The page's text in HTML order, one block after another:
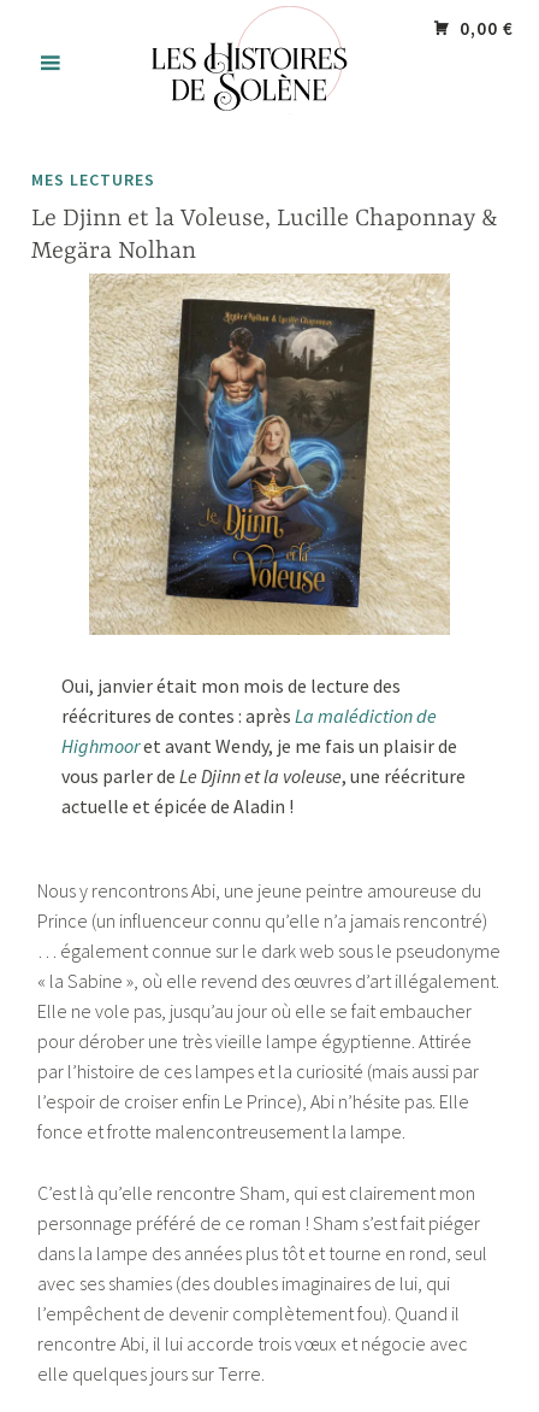
contenu
0,00 €
MES LECTURES
Le Djinn et la Voleuse, Lucille Chaponnay &
Megära Nolhan
Oui, janvier était mon mois de lecture des
réécritures de contes : aprèsLa malédiction de
Highmooret avant Wendy, je me fais un plaisir de
vous parler deLe Djinn et la voleuse, une réécriture
actuelle et épicée de Aladin !
Nous y rencontrons Abi, une jeune peintre amoureuse du
Prince (un influenceur connu qu’elle n’a jamais rencontré)
… également connue sur le dark web sous le pseudonyme
« la Sabine », où elle revend des œuvres d’art illégalement.
Elle ne vole pas, jusqu’au jour où elle se fait embaucher
pour dérober une très vieille lampe égyptienne. Attirée
par l’histoire de ces lampes et la curiosité (mais aussi par
l’espoir de croiser enfin Le Prince), Abi n’hésite pas. Elle
fonce et frotte malencontreusement la lampe.
C’est là qu’elle rencontre Sham, qui est clairement mon
personnage préféré de ce roman ! Sham s’est fait piéger
dans la lampe des années plus tôt et tourne en rond, seul
avec ses shamies (des doubles imaginaires de lui, qui
l’empêchent de devenir complètement fou). Quand il
rencontre Abi, il lui accorde trois vœux et négocie avec
elle quelques jours sur Terre.